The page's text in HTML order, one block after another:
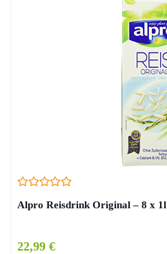
Alpro Reisdrink Original – 8 x 1l
22,99 €